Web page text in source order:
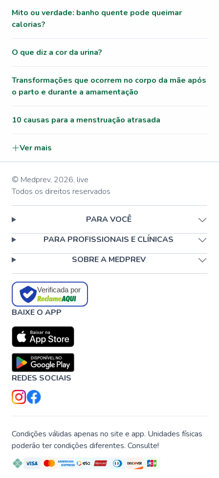
Mito ou verdade: banho quente pode queimar
calorias?
O que diz a cor da urina?
Transformações que ocorrem no corpo da mãe após
o parto e durante a amamentação
10 causas para a menstruação atrasada
Ver mais
© Medprev, 2026, live
Todos os direitos reservados
PARA VOCÊ
PARA PROFISSIONAIS E CLÍNICAS
SOBRE A MEDPREV
Verificada por
BAIXE O APP
REDES SOCIAIS
Condições válidas apenas no site e app. Unidades físicas
poderão ter condições diferentes. Consulte!